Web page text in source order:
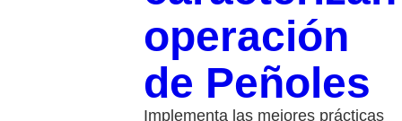
operación
de Peñoles
Implementa las mejores prácticas